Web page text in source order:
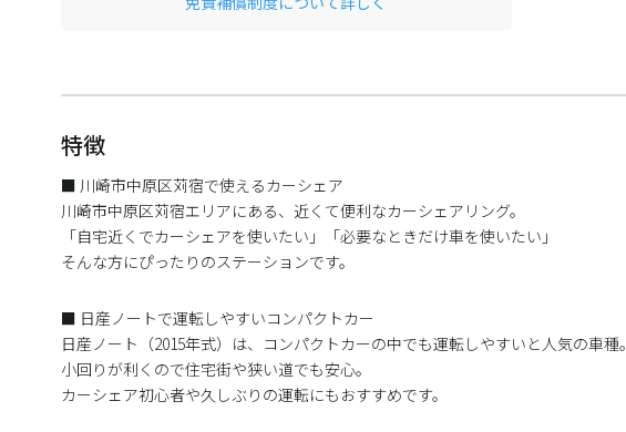
特徴
■ 川崎市中原区苅宿で使えるカーシェア
川崎市中原区苅宿エリアにある、近くて便利なカーシェアリング。
「自宅近くでカーシェアを使いたい」「必要なときだけ車を使いたい」
そんな方にぴったりのステーションです。
■ 日産ノートで運転しやすいコンパクトカー
日産ノート（2015年式）は、コンパクトカーの中でも運転しやすいと人気の車種。
小回りが利くので住宅街や狭い道でも安心。
カーシェア初心者や久しぶりの運転にもおすすめです。